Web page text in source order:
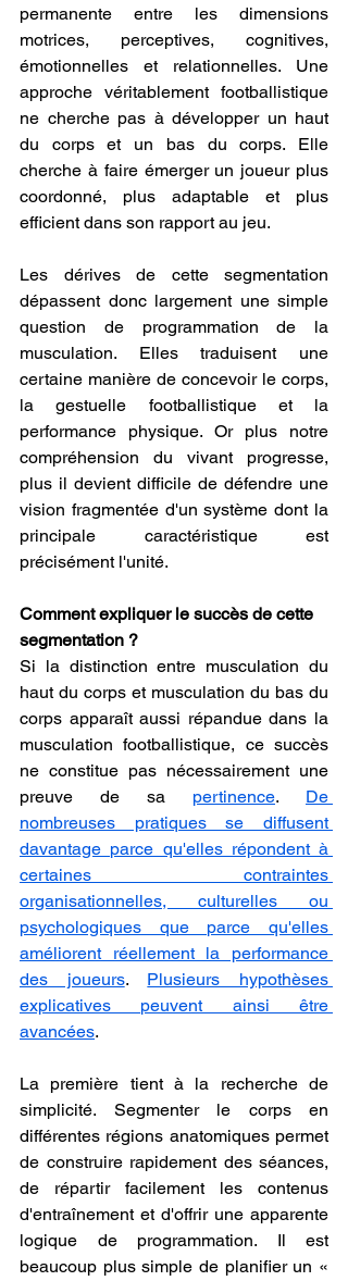
permanente entre les dimensions
motrices, perceptives, cognitives,
émotionnelles et relationnelles. Une
approche véritablement footballistique
ne cherche pas à développer un haut
du corps et un bas du corps. Elle
cherche à faire émerger un joueur plus
coordonné, plus adaptable et plus
efficient dans son rapport au jeu.
Les dérives de cette segmentation
dépassent donc largement une simple
question de programmation de la
musculation. Elles traduisent une
certaine manière de concevoir le corps,
la gestuelle footballistique et la
performance physique. Or plus notre
compréhension du vivant progresse,
plus il devient difficile de défendre une
vision fragmentée d'un système dont la
principale caractéristique est
précisément l'unité.
Comment expliquer le succès de cette
segmentation ?
Si la distinction entre musculation du
haut du corps et musculation du bas du
corps apparaît aussi répandue dans la
musculation footballistique, ce succès
ne constitue pas nécessairement une
preuve de sa pertinence. De
nombreuses pratiques se diffusent
davantage parce qu'elles répondent à
certaines contraintes
organisationnelles, culturelles ou
psychologiques que parce qu'elles
améliorent réellement la performance
des joueurs. Plusieurs hypothèses
explicatives peuvent ainsi être
avancées.
La première tient à la recherche de
simplicité. Segmenter le corps en
différentes régions anatomiques permet
de construire rapidement des séances,
de répartir facilement les contenus
d'entraînement et d'offrir une apparente
logique de programmation. Il est